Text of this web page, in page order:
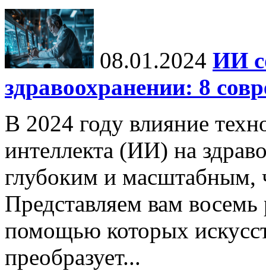
08.01.2024 ИИ
здравоохранении: 8
В 2024 году влияние
интеллекта (ИИ) на
глубоким и масштабным,
Представляем вам
помощью которых
преобразует...